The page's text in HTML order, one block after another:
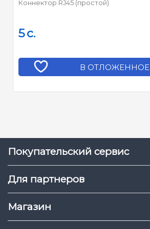
Коннектор RJ45 (простой)
5c.
В ОТЛОЖЕННОЕ
Покупательский сервис
Для партнеров
Магазин